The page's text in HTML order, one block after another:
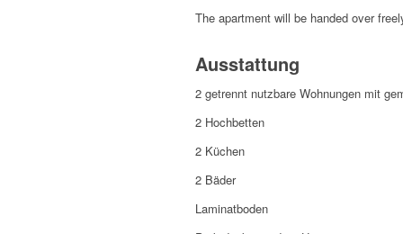
The apartment will be handed over
Ausstattung
2 getrennt nutzbare Wohnungen mit
2 Hochbetten
2 Küchen
2 Bäder
Laminatboden